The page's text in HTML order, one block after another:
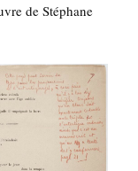
de Sté­phane